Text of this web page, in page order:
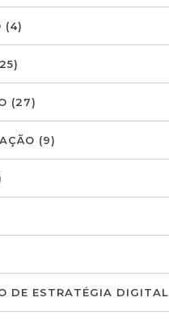
(4)
(27)
(9)
DE ESTRATÉGIA DIGITAL